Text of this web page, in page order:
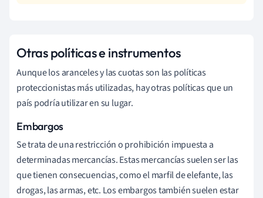
Otras políticas e instrumentos
Aunque los aranceles y las cuotas son las políticas
proteccionistas más utilizadas, hay otras políticas que un
país podría utilizar en su lugar.
Embargos
Setrata de una restricción o prohibición impuesta a
determinadas mercancías. Estas mercancías suelen ser las
que tienen consecuencias, como el marfil de elefante, las
drogas, las armas, etc. Los embargos también suelen estar